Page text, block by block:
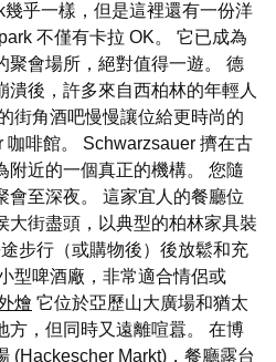
幾乎一樣，但是這裡還有一份洋
不僅有卡拉 OK。 它已成為
聚會場所，絕對值得一遊。 德
潰後，許多來自西柏林的年輕人
街角酒吧慢慢讓位給更時尚的
啡館。 Schwarzsauer 擠在古
附近的一個真正的機構。 您隨
會至深夜。 這家宜人的餐廳位
大街盡頭，以典型的柏林家具裝
步行（或購物後）後放鬆和充
型啤酒廠，非常適合情侶或
燴 它位於亞歷山大廣場和猶太
方，但同時又遠離喧囂。 在博
(Hackescher Markt)，餐廳露台